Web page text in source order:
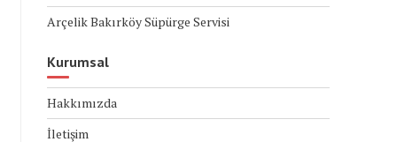
Arçelik Bakırköy Süpürge Servisi
Kurumsal
Hakkımızda
İletişim